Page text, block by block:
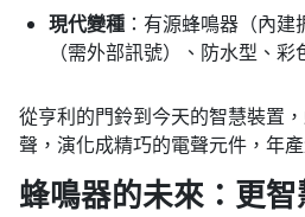
現代變種 ：有源蜂鳴器（內
（需外部訊號）、防水型、彩
從亨利的門鈴到今天的智慧裝置
聲，演化成精巧的電聲元件，年
蜂鳴器的未來：更